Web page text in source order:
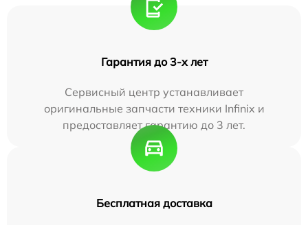
Гарантия до 3-х лет
Сервисный центр устанавливает
оригинальные запчасти техники Infinix и
предоставляет гарантию до 3 лет.
Бесплатная доставка